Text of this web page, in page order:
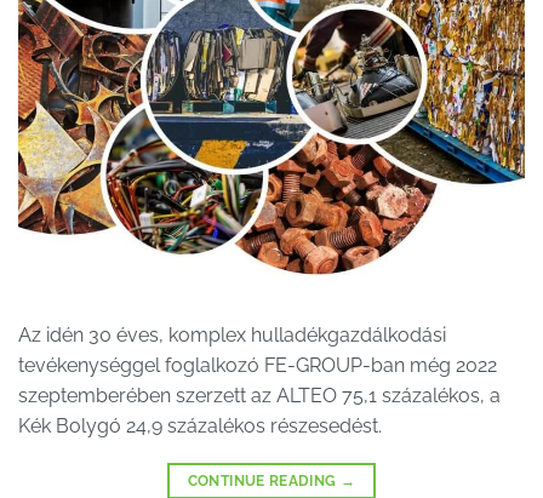
Az idén 30 éves, komplex hulladékgazdálkodási
tevékenységgel foglalkozó FE-GROUP-ban még 2022
szeptemberében szerzett az ALTEO 75,1 százalékos, a
Kék Bolygó 24,9 százalékos részesedést.
CONTINUE READING →